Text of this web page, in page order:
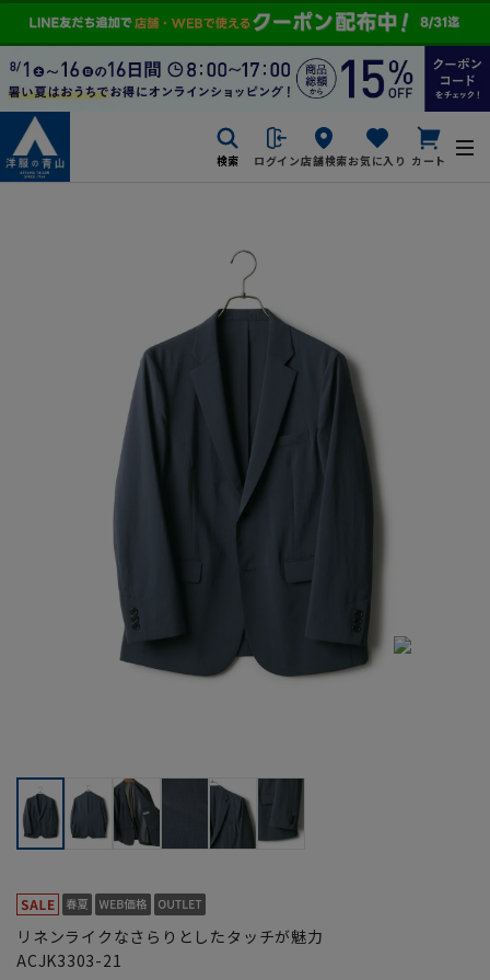
検索 ログイン店舗検索お気に入り カート
リネンライクなさらりとしたタッチが魅力
ACJK3303-21